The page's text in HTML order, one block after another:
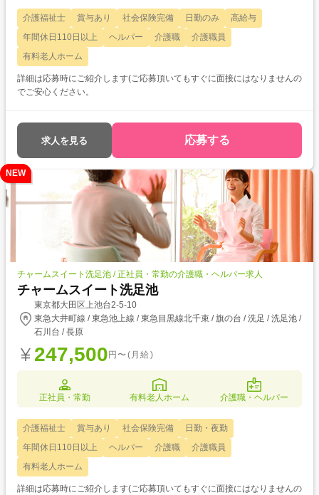
介護福祉士 賞与あり 社会保険完備 日勤のみ
高給与
年間休日110日以上
ヘルパー 介護職
介護職員
有料老人ホーム
詳細は応募時にご紹介します(ご応募頂いてもすぐに面接にはなりませんの
でご安心ください。
求人を見る 応募する
NEW
チャームスイート洗足池 / 正社員・常勤の介護職・ヘルパー求人
チャームスイート洗足池
東京都大田区上池台2-5-10
東急大井町線 / 東急池上線 / 東急目黒線北千束 / 旗の台 / 洗足 / 洗足池 /
石川台 / 長原
247,500 円〜(月給)
正社員・常勤 有料老人ホーム 介護職・ヘルパー
介護福祉士 賞与あり 社会保険完備
日勤・夜勤
年間休日110日以上
ヘルパー 介護職
介護職員
有料老人ホーム
詳細は応募時にご紹介します(ご応募頂いてもすぐに面接にはなりませんの